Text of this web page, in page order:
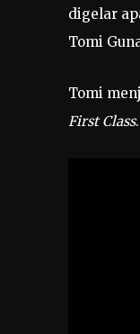
digelar
Tomi
Tomi
First Class